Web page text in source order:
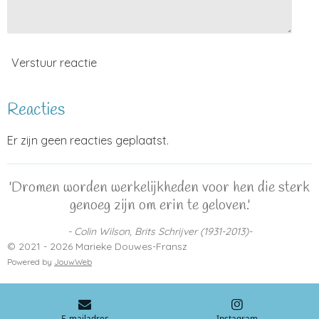
Verstuur reactie
Reacties
Er zijn geen reacties geplaatst.
'Dromen worden werkelijkheden voor hen die sterk
genoeg zijn om erin te geloven.'
- Colin Wilson, Brits Schrijver (1931-2013)-
© 2021 - 2026 Marieke Douwes-Fransz
Powered by JouwWeb